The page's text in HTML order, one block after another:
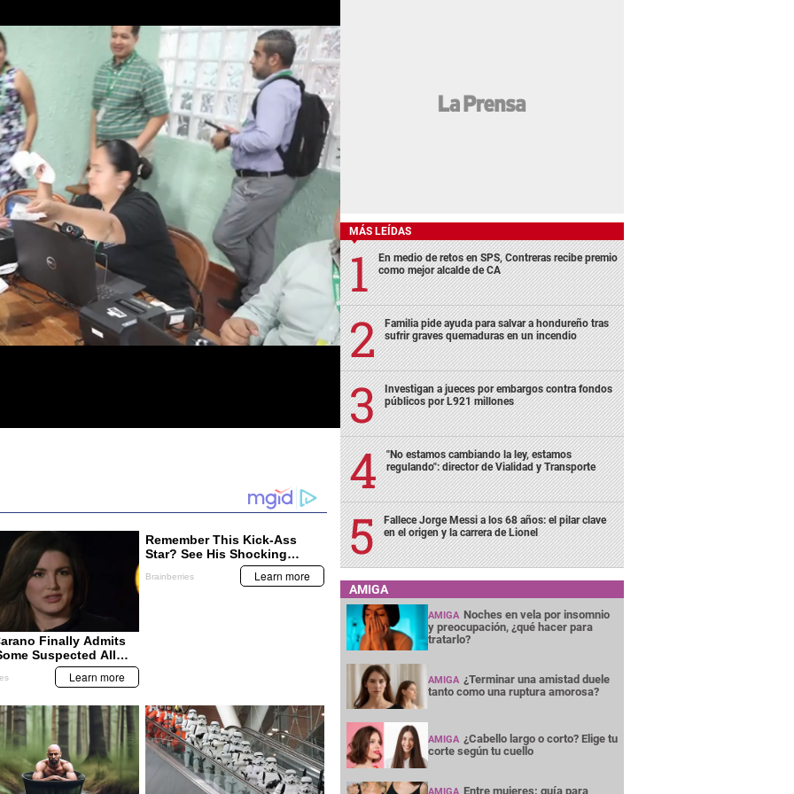
MÁS LEÍDAS
En medio de retos en SPS, Contreras recibe premio
como mejor alcalde de CA
Familia pide ayuda para salvar a hondureño tras
sufrir graves quemaduras en un incendio
Investigan a jueces por embargos contra fondos
públicos por L921 millones
"No estamos cambiando la ley, estamos
regulando": director de Vialidad y Transporte
Fallece Jorge Messi a los 68 años: el pilar clave
en el origen y la carrera de Lionel
AMIGA
AMIGA Noches en vela por insomnio
y preocupación, ¿qué hacer para
tratarlo?
AMIGA ¿Terminar una amistad duele
tanto como una ruptura amorosa?
AMIGA ¿Cabello largo o corto? Elige tu
corte según tu cuello
Entre mujeres: guía para